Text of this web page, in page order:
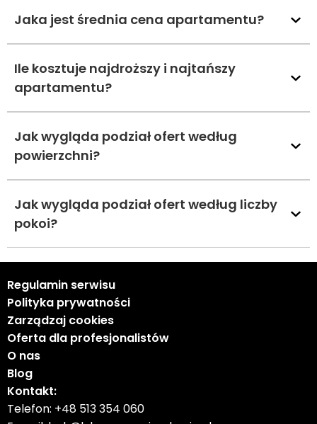
Jaka jest średnia cena apartamentu?
Ile kosztuje najdroższy i najtańszy
apartamentu?
Jak wygląda podział ofert według
powierzchni?
Jak wygląda podział ofert według liczby
pokoi?
Regulamin serwisu
Polityka prywatności
Zarządzaj cookies
Oferta dla profesjonalistów
O nas
Blog
Kontakt:
Telefon: +48 513 354 060